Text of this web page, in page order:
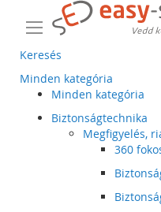
Keresés
Minden kategória
Minden kategória
Biztonságtechnika
Megfigyelés,
360